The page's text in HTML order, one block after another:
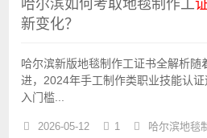
哈尔滨如何考取地毯制作工
新变化？
哈尔滨新版地毯制作工证书全解析随
进，2024年手工制作类职业技能认
入门槛...
2026-05-12 1 哈尔滨地毯